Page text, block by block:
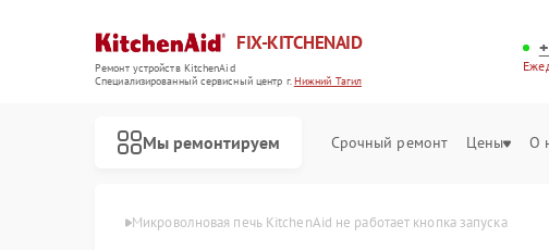
FIX-KITCHENAID
Ремонт устройств KitchenAid
Специализированный cервисный центр г.Нижний Тагил
Мы ремонтируем Срочный ремонт Цены О
в Нижнем Тагиле Микроволновая печь KitchenAid не работает кнопка запуска